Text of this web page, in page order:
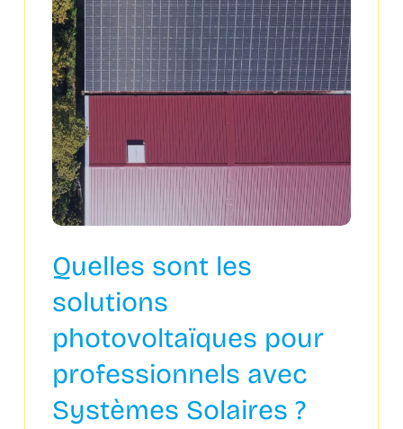
Quelles sont les
solutions
photovoltaïques pour
professionnels avec
Systèmes Solaires ?